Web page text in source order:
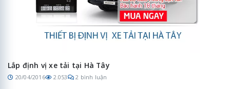
Lắp định vị xe tải tại Hà Tây
20/04/2016 2.053 2 bình luận